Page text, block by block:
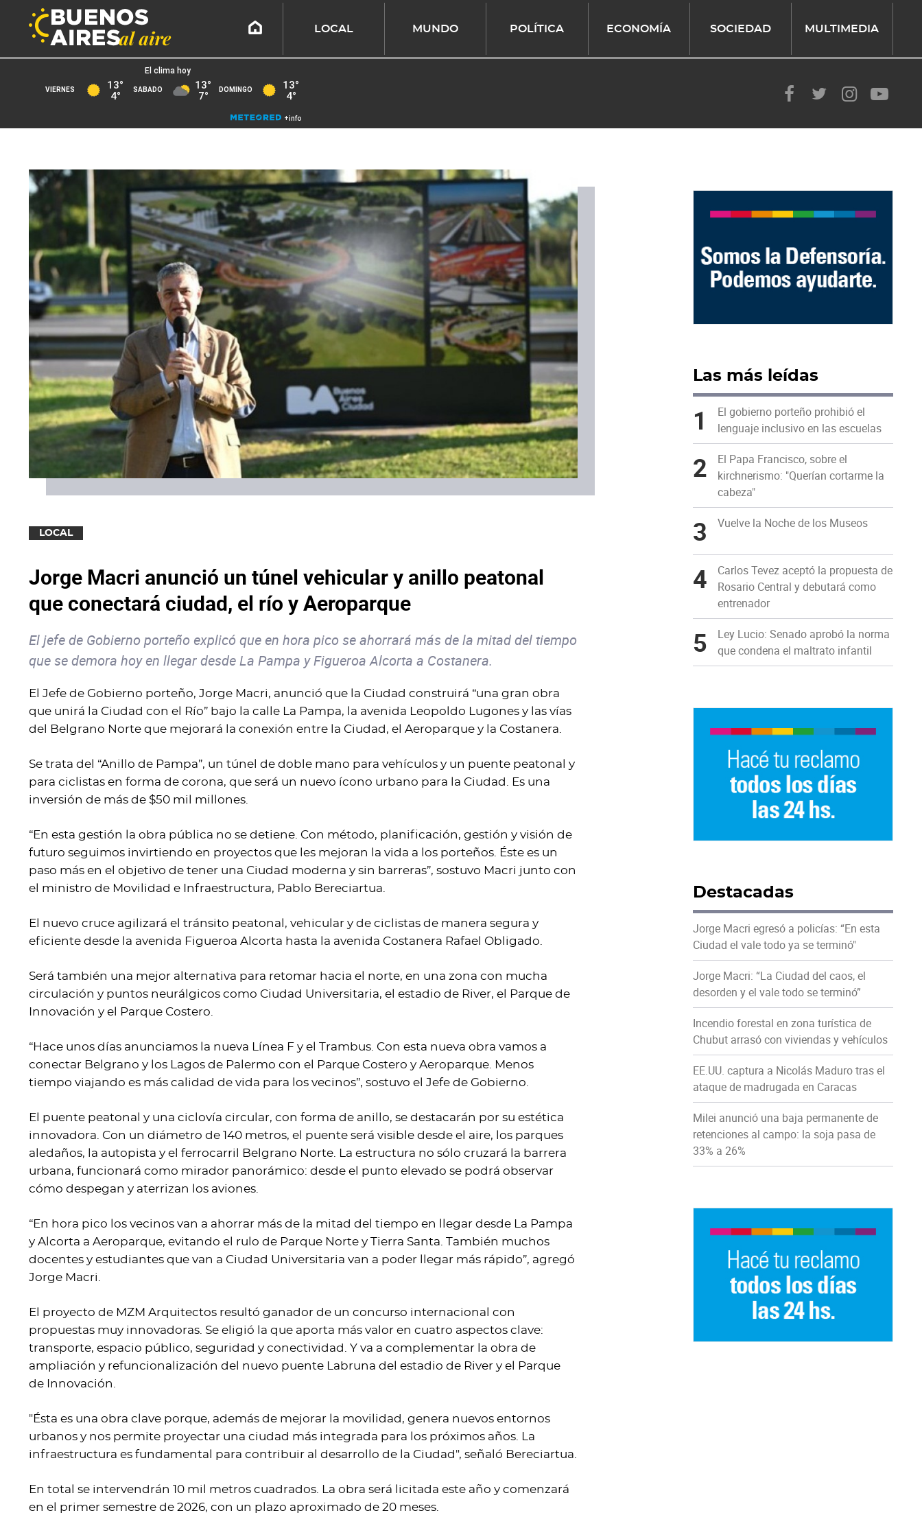
LOCAL MUNDO POLÍTICA ECONOMÍA SOCIEDAD MULTIMEDIA
LOCAL
Jorge Macri anunció un túnel vehicular y anillo peatonal
que conectará ciudad, el río y Aeroparque
El jefe de Gobierno porteño explicó que en hora pico se ahorrará más de la mitad del tiempo
que se demora hoy en llegar desde La Pampa y Figueroa Alcorta a Costanera.
El Jefe de Gobierno porteño, Jorge Macri, anunció que la Ciudad construirá “una gran obra
que unirá la Ciudad con el Río” bajo la calle La Pampa, la avenida Leopoldo Lugones y las vías
del Belgrano Norte que mejorará la conexión entre la Ciudad, el Aeroparque y la Costanera.
Se trata del “Anillo de Pampa”, un túnel de doble mano para vehículos y un puente peatonal y
para ciclistas en forma de corona, que será un nuevo ícono urbano para la Ciudad. Es una
inversión de más de $50 mil millones.
“En esta gestión la obra pública no se detiene. Con método, planificación, gestión y visión de
futuro seguimos invirtiendo en proyectos que les mejoran la vida a los porteños. Éste es un
paso más en el objetivo de tener una Ciudad moderna y sin barreras”, sostuvo Macri junto con
el ministro de Movilidad e Infraestructura, Pablo Bereciartua.
El nuevo cruce agilizará el tránsito peatonal, vehicular y de ciclistas de manera segura y
eficiente desde la avenida Figueroa Alcorta hasta la avenida Costanera Rafael Obligado.
Será también una mejor alternativa para retomar hacia el norte, en una zona con mucha
circulación y puntos neurálgicos como Ciudad Universitaria, el estadio de River, el Parque de
Innovación y el Parque Costero.
“Hace unos días anunciamos la nueva Línea F y el Trambus. Con esta nueva obra vamos a
conectar Belgrano y los Lagos de Palermo con el Parque Costero y Aeroparque. Menos
tiempo viajando es más calidad de vida para los vecinos”, sostuvo el Jefe de Gobierno.
El puente peatonal y una ciclovía circular, con forma de anillo, se destacarán por su estética
innovadora. Con un diámetro de 140 metros, el puente será visible desde el aire, los parques
aledaños, la autopista y el ferrocarril Belgrano Norte. La estructura no sólo cruzará la barrera
urbana, funcionará como mirador panorámico: desde el punto elevado se podrá observar
cómo despegan y aterrizan los aviones.
“En hora pico los vecinos van a ahorrar más de la mitad del tiempo en llegar desde La Pampa
y Alcorta a Aeroparque, evitando el rulo de Parque Norte y Tierra Santa. También muchos
docentes y estudiantes que van a Ciudad Universitaria van a poder llegar más rápido”, agregó
Jorge Macri.
El proyecto de MZM Arquitectos resultó ganador de un concurso internacional con
propuestas muy innovadoras. Se eligió la que aporta más valor en cuatro aspectos clave:
transporte, espacio público, seguridad y conectividad. Y va a complementar la obra de
ampliación y refuncionalización del nuevo puente Labruna del estadio de River y el Parque
de Innovación.
"Ésta es una obra clave porque, además de mejorar la movilidad, genera nuevos entornos
urbanos y nos permite proyectar una ciudad más integrada para los próximos años. La
infraestructura es fundamental para contribuir al desarrollo de la Ciudad", señaló Bereciartua.
En total se intervendrán 10 mil metros cuadrados. La obra será licitada este año y comenzará
en el primer semestre de 2026, con un plazo aproximado de 20 meses.
Las más leídas
1
El gobierno porteño prohibió el
lenguaje inclusivo en las escuelas
2
El Papa Francisco, sobre el
kirchnerismo: "Querían cortarme la
cabeza"
3 Vuelve la Noche de los Museos
4
Carlos Tevez aceptó la propuesta de
Rosario Central y debutará como
entrenador
5
Ley Lucio: Senado aprobó la norma
que condena el maltrato infantil
Destacadas
Jorge Macri egresó a policías: “En esta
Ciudad el vale todo ya se terminó"
Jorge Macri: “La Ciudad del caos, el
desorden y el vale todo se terminó”
Incendio forestal en zona turística de
Chubut arrasó con viviendas y vehículos
EE.UU. captura a Nicolás Maduro tras el
ataque de madrugada en Caracas
Milei anunció una baja permanente de
retenciones al campo: la soja pasa de
33% a 26%